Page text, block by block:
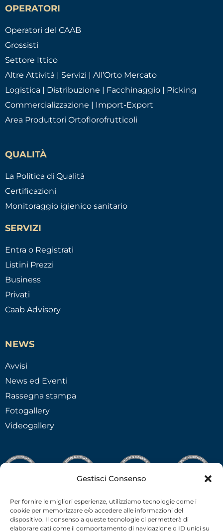
Gestisci Consenso
Per fornire le migliori esperienze, utilizziamo tecnologie come i
cookie per memorizzare e/o accedere alle informazioni del
dispositivo. Il consenso a queste tecnologie ci permetterà di
elaborare dati come il comportamento di navigazione o ID unici su
OPERATORI
Operatori del CAAB
Grossisti
Settore Ittico
Altre Attività | Servizi | All’Orto Mercato
Logistica | Distribuzione | Facchinaggio | Picking
Commercializzazione | Import-Export
Area Produttori Ortoflorofrutticoli
QUALITÀ
La Politica di Qualità
Certificazioni
Monitoraggio igienico sanitario
SERVIZI
Entra o Registrati
Listini Prezzi
Business
Privati
Caab Advisory
NEWS
Avvisi
News ed Eventi
Rassegna stampa
Fotogallery
Videogallery